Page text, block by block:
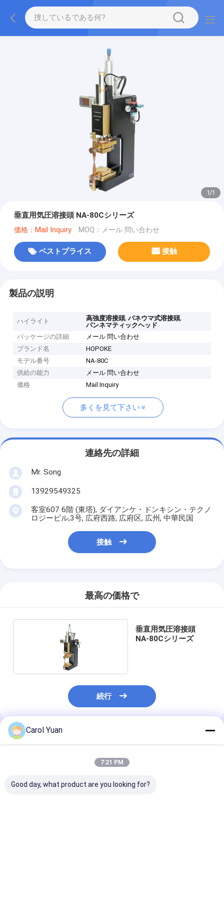
1/1
垂直用気圧溶接頭 NA-80Cシリーズ
価格：Mail Inquiry MOQ：メール 問い合わせ
ベストプライス 接触
製品の説明
ハイライト 高強度溶接頭,パネウマ式溶接頭,
パンネマティックヘッド
パッケージの詳細
メール 問い合わせ
ブランド名
HOPOKE
モデル番号
NA-80C
供給の能力
メール 問い合わせ
価格
Mail Inquiry
多くを見て下さい
連絡先の詳細
Mr. Song
13929549325
客室607 6階 (東塔), ダイアンケ・ドンキシン・テクノ
ロジービル,3号, 広府西路, 広府区, 広州, 中華民国
接触
最高の価格で
垂直用気圧溶接頭
NA-80Cシリーズ
続行
推薦されたプロダクト
Carol Yuan
7:21 PM
Good day, what product are you looking for?